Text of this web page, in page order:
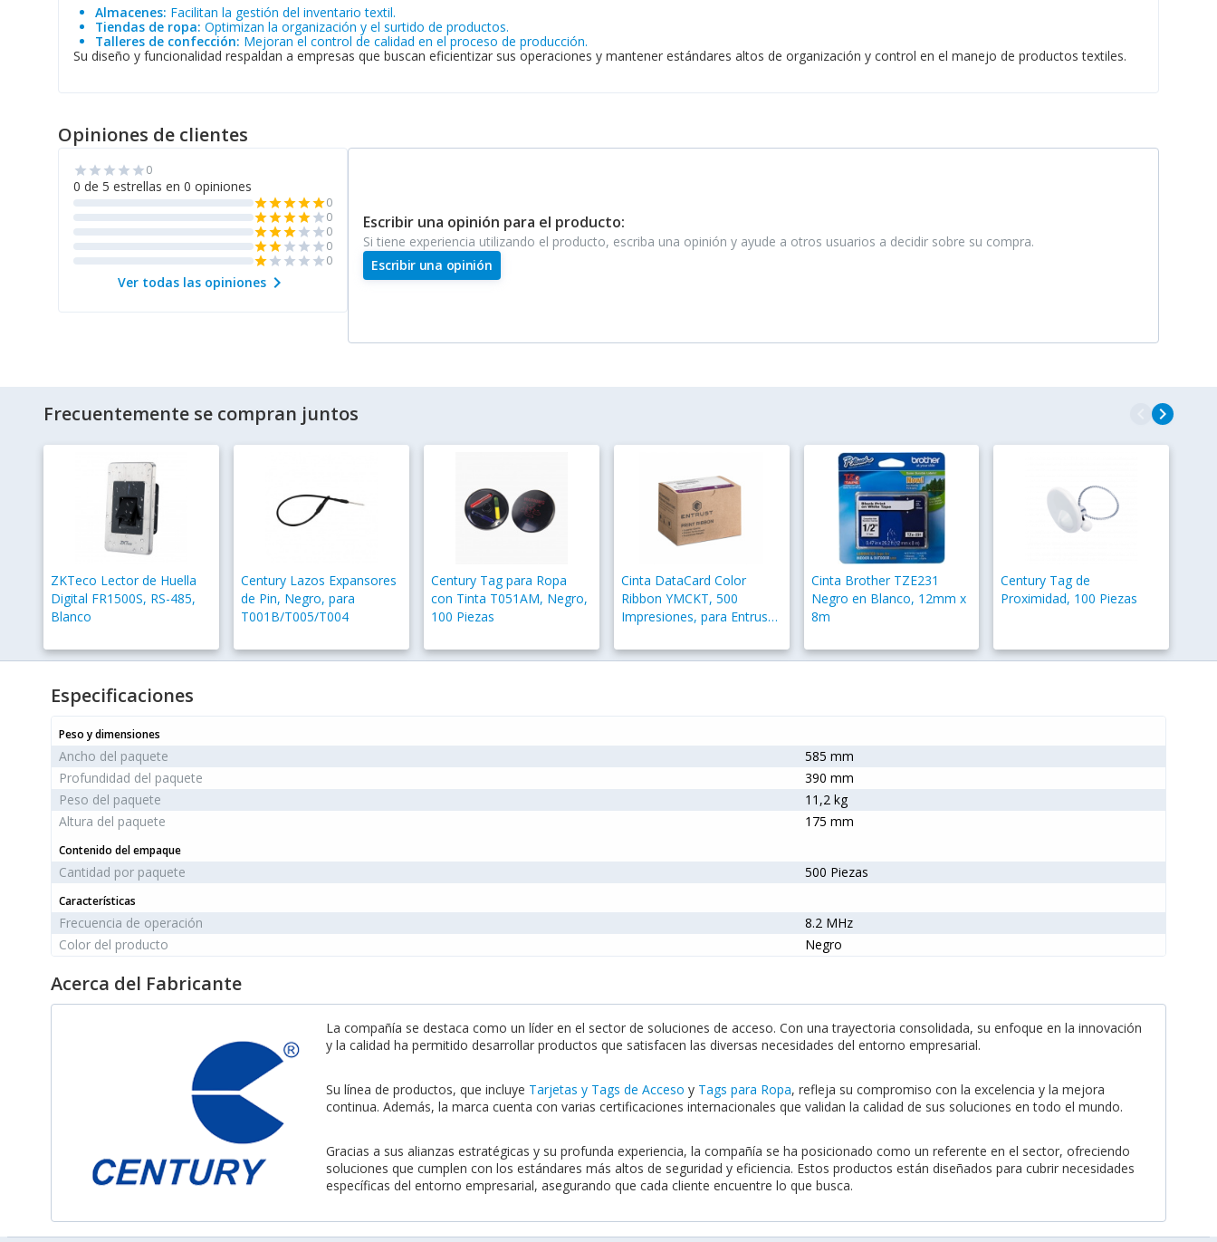
Almacenes: Facilitan la gestión del inventario textil.
Tiendas de ropa: Optimizan la organización y el surtido de productos.
Talleres de confección: Mejoran el control de calidad en el proceso de producción.
Su diseño y funcionalidad respaldan a empresas que buscan eficientizar sus operaciones y mantener estándares altos de organización y control en el manejo de productos textiles.
Opiniones de clientes
star star star star star0
0 de 5 estrellas en 0 opiniones
starstarstarstarstar0
starstarstarstarstar0
starstarstarstar star0
starstarstar star star0
starstar star star star0
Ver todas las opinioneschevron_right
Escribir una opinión para el producto:
Si tiene experiencia utilizando el producto, escriba una opinión y ayude a otros usuarios a decidir sobre su compra.
Escribir una opinión
Frecuentemente se compran juntos navigate_beforenavigate_next
ZKTeco Lector de Huella
Digital FR1500S, RS-485,
Blanco
Century Lazos Expansores
de Pin, Negro, para
T001B/T005/T004
Century Tag para Ropa
con Tinta T051AM, Negro,
100 Piezas
Cinta DataCard Color
Ribbon YMCKT, 500
Impresiones, para Entrust
Cinta Brother TZE231
Negro en Blanco, 12mm x
8m
Century Tag de
Proximidad, 100 Piezas
Especificaciones
Peso y dimensiones
Ancho del paquete
585 mm
Profundidad del paquete
390 mm
Peso del paquete
11,2 kg
Altura del paquete
175 mm
Contenido del empaque
Cantidad por paquete 500 Piezas
Características
Frecuencia de operación
8.2 MHz
Color del producto
Negro
Acerca del Fabricante
La compañía se destaca como un líder en el sector de soluciones de acceso. Con una trayectoria consolidada, su enfoque en la innovación
y la calidad ha permitido desarrollar productos que satisfacen las diversas necesidades del entorno empresarial.
Su línea de productos, que incluye Tarjetas y Tags de Acceso y Tags para Ropa, refleja su compromiso con la excelencia y la mejora
continua. Además, la marca cuenta con varias certificaciones internacionales que validan la calidad de sus soluciones en todo el mundo.
Gracias a sus alianzas estratégicas y su profunda experiencia, la compañía se ha posicionado como un referente en el sector, ofreciendo
soluciones que cumplen con los estándares más altos de seguridad y eficiencia. Estos productos están diseñados para cubrir necesidades
específicas del entorno empresarial, asegurando que cada cliente encuentre lo que busca.